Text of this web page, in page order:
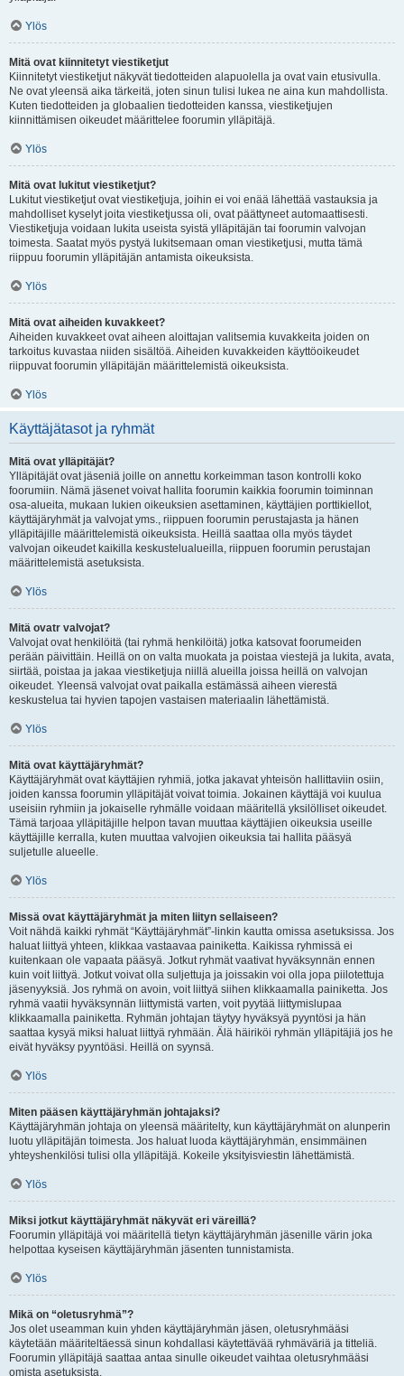
Ylös
Mitä ovat kiinnitetyt viestiketjut
Kiinnitetyt viestiketjut näkyvät tiedotteiden alapuolella ja ovat vain etusivulla.
Ne ovat yleensä aika tärkeitä, joten sinun tulisi lukea ne aina kun mahdollista.
Kuten tiedotteiden ja globaalien tiedotteiden kanssa, viestiketjujen
kiinnittämisen oikeudet määrittelee foorumin ylläpitäjä.
Ylös
Mitä ovat lukitut viestiketjut?
Lukitut viestiketjut ovat viestiketjuja, joihin ei voi enää lähettää vastauksia ja
mahdolliset kyselyt joita viestiketjussa oli, ovat päättyneet automaattisesti.
Viestiketjuja voidaan lukita useista syistä ylläpitäjän tai foorumin valvojan
toimesta. Saatat myös pystyä lukitsemaan oman viestiketjusi, mutta tämä
riippuu foorumin ylläpitäjän antamista oikeuksista.
Ylös
Mitä ovat aiheiden kuvakkeet?
Aiheiden kuvakkeet ovat aiheen aloittajan valitsemia kuvakkeita joiden on
tarkoitus kuvastaa niiden sisältöä. Aiheiden kuvakkeiden käyttöoikeudet
riippuvat foorumin ylläpitäjän määrittelemistä oikeuksista.
Ylös
Käyttäjätasot ja ryhmät
Mitä ovat ylläpitäjät?
Ylläpitäjät ovat jäseniä joille on annettu korkeimman tason kontrolli koko
foorumiin. Nämä jäsenet voivat hallita foorumin kaikkia foorumin toiminnan
osa-alueita, mukaan lukien oikeuksien asettaminen, käyttäjien porttikiellot,
käyttäjäryhmät ja valvojat yms., riippuen foorumin perustajasta ja hänen
ylläpitäjille määrittelemistä oikeuksista. Heillä saattaa olla myös täydet
valvojan oikeudet kaikilla keskustelualueilla, riippuen foorumin perustajan
määrittelemistä asetuksista.
Ylös
Mitä ovatr valvojat?
Valvojat ovat henkilöitä (tai ryhmä henkilöitä) jotka katsovat foorumeiden
perään päivittäin. Heillä on on valta muokata ja poistaa viestejä ja lukita, avata,
siirtää, poistaa ja jakaa viestiketjuja niillä alueilla joissa heillä on valvojan
oikeudet. Yleensä valvojat ovat paikalla estämässä aiheen vierestä
keskustelua tai hyvien tapojen vastaisen materiaalin lähettämistä.
Ylös
Mitä ovat käyttäjäryhmät?
Käyttäjäryhmät ovat käyttäjien ryhmiä, jotka jakavat yhteisön hallittaviin osiin,
joiden kanssa foorumin ylläpitäjät voivat toimia. Jokainen käyttäjä voi kuulua
useisiin ryhmiin ja jokaiselle ryhmälle voidaan määritellä yksilölliset oikeudet.
Tämä tarjoaa ylläpitäjille helpon tavan muuttaa käyttäjien oikeuksia useille
käyttäjille kerralla, kuten muuttaa valvojien oikeuksia tai hallita pääsyä
suljetulle alueelle.
Ylös
Missä ovat käyttäjäryhmät ja miten liityn sellaiseen?
Voit nähdä kaikki ryhmät “Käyttäjäryhmät”-linkin kautta omissa asetuksissa. Jos
haluat liittyä yhteen, klikkaa vastaavaa painiketta. Kaikissa ryhmissä ei
kuitenkaan ole vapaata pääsyä. Jotkut ryhmät vaativat hyväksynnän ennen
kuin voit liittyä. Jotkut voivat olla suljettuja ja joissakin voi olla jopa piilotettuja
jäsenyyksiä. Jos ryhmä on avoin, voit liittyä siihen klikkaamalla painiketta. Jos
ryhmä vaatii hyväksynnän liittymistä varten, voit pyytää liittymislupaa
klikkaamalla painiketta. Ryhmän johtajan täytyy hyväksyä pyyntösi ja hän
saattaa kysyä miksi haluat liittyä ryhmään. Älä häiriköi ryhmän ylläpitäjiä jos he
eivät hyväksy pyyntöäsi. Heillä on syynsä.
Ylös
Miten pääsen käyttäjäryhmän johtajaksi?
Käyttäjäryhmän johtaja on yleensä määritelty, kun käyttäjäryhmät on alunperin
luotu ylläpitäjän toimesta. Jos haluat luoda käyttäjäryhmän, ensimmäinen
yhteyshenkilösi tulisi olla ylläpitäjä. Kokeile yksityisviestin lähettämistä.
Ylös
Miksi jotkut käyttäjäryhmät näkyvät eri väreillä?
Foorumin ylläpitäjä voi määritellä tietyn käyttäjäryhmän jäsenille värin joka
helpottaa kyseisen käyttäjäryhmän jäsenten tunnistamista.
Ylös
Mikä on “oletusryhmä”?
Jos olet useamman kuin yhden käyttäjäryhmän jäsen, oletusryhmääsi
käytetään määriteltäessä sinun kohdallasi käytettävää ryhmäväriä ja titteliä.
Foorumin ylläpitäjä saattaa antaa sinulle oikeudet vaihtaa oletusryhmääsi
omista asetuksista.